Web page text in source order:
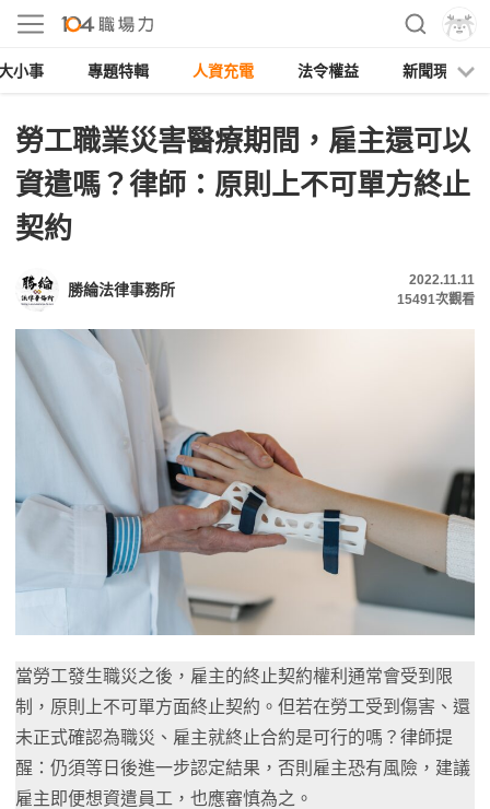
小事 專題特輯 人資充電 法令權益 新聞現場
勞工職業災害醫療期間，雇主還可以
資遣嗎？律師：原則上不可單方終止
契約
勝綸法律事務所
2022.11.11
15491次觀看
當勞工發生職災之後，雇主的終止契約權利通常會受到限
制，原則上不可單方面終止契約。但若在勞工受到傷害、還
未正式確認為職災、雇主就終止合約是可行的嗎？律師提
醒：仍須等日後進一步認定結果，否則雇主恐有風險，建議
雇主即便想資遣員工，也應審慎為之。